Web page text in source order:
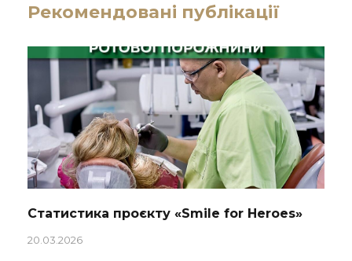
Рекомендовані публікації
Статистика проєкту «Smile for Heroes»
20.03.2026